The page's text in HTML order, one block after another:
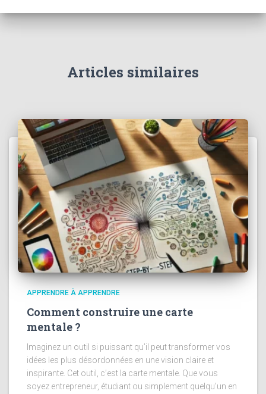
Articles similaires
APPRENDRE À APPRENDRE
Comment construire une carte
mentale ?
Imaginez un outil si puissant qu’il peut transformer vos
idées les plus désordonnées en une vision claire et
inspirante. Cet outil, c’est la carte mentale. Que vous
soyez entrepreneur, étudiant ou simplement quelqu’un en